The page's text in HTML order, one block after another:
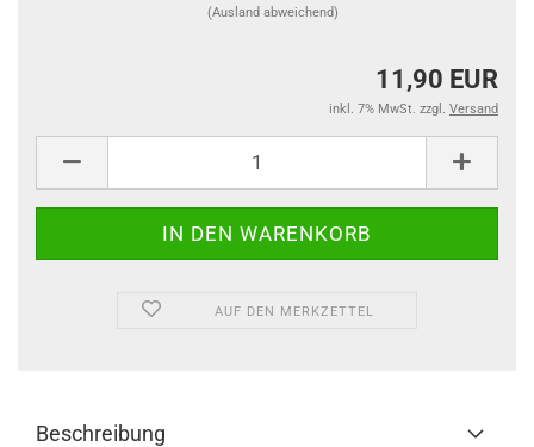
(Ausland abweichend)
11,90 EUR
inkl. 7% MwSt. zzgl. Versand
AUF DEN MERKZETTEL
Beschreibung